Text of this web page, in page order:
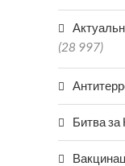
(28 997)
Битва за